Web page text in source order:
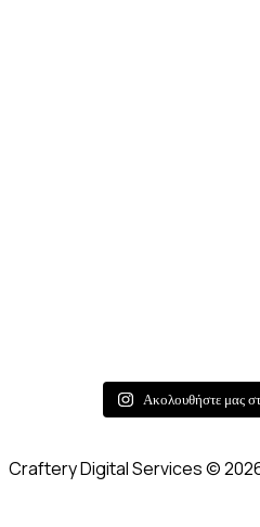
Ακολουθήστε μας
Craftery Digital Services ©